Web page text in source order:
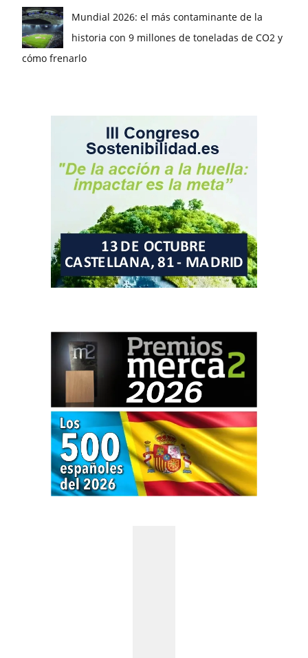
Mundial 2026: el más contaminante de la
historia con 9 millones de toneladas de CO2 y
cómo frenarlo